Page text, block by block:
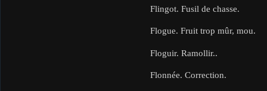
Flingot. Fusil de chasse.
Flogue. Fruit trop mûr, mou.
Floguir. Ramollir..
Flonnée. Correction.